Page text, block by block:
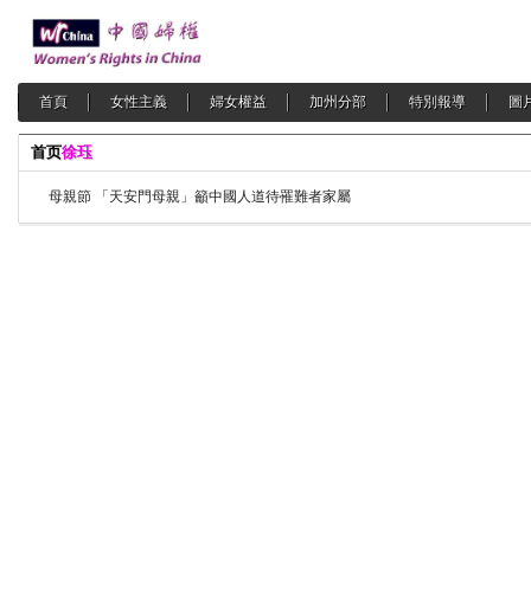
首頁 女性主義 婦女權益 加州分部 特別報導 圖
首页徐珏
母親節 「天安門母親」籲中國人道待罹難者家屬